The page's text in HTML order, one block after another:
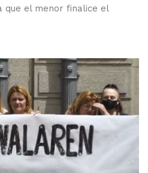
que el menor finalice el